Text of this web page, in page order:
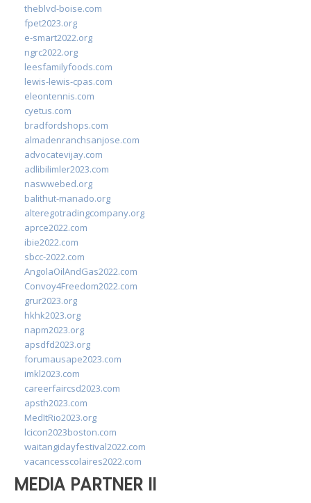
theblvd-boise.com
fpet2023.org
e-smart2022.org
ngrc2022.org
leesfamilyfoods.com
lewis-lewis-cpas.com
eleontennis.com
cyetus.com
bradfordshops.com
almadenranchsanjose.com
advocatevijay.com
adlibilimler2023.com
naswwebed.org
balithut-manado.org
alteregotradingcompany.org
aprce2022.com
ibie2022.com
sbcc-2022.com
AngolaOilAndGas2022.com
Convoy4Freedom2022.com
grur2023.org
hkhk2023.org
napm2023.org
apsdfd2023.org
forumausape2023.com
imkl2023.com
careerfaircsd2023.com
apsth2023.com
MedItRio2023.org
lcicon2023boston.com
waitangidayfestival2022.com
vacancesscolaires2022.com
MEDIA PARTNER II